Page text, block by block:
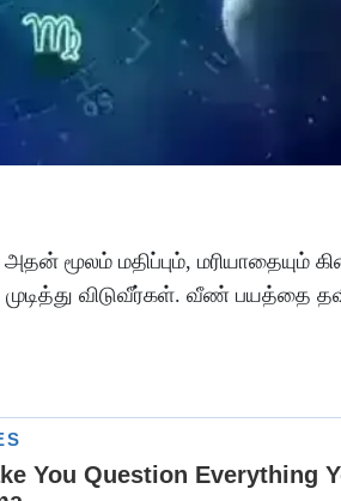
அதன் மூலம் மதிப்பும், மரியாதையும்
முடித்து விடுவீர்கள். வீண் பயத்தை